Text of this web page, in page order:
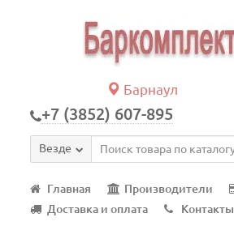
Барнаул
+7 (3852) 607-895
Везде
Главная Производители
Доставка и оплата
Контакты